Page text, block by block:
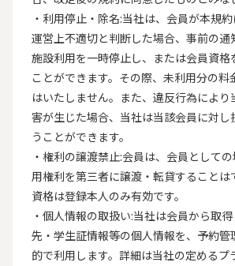
・利用停止・除名:当社は、会員が本規
運営上不適切と判断した場合、事前の通
施設利用を一時停止し、または会員資格
ことができます。その際、未利用分の料
はいたしません。また、違反行為によ
害が生じた場合、当社は当該会員に対し
うことができます。
・権利の譲渡禁止:会員は、会員として
用権利を第三者に譲渡・転貸することは
資格は登録本人のみ有効です。
・個人情報の取扱い:当社は会員から取
先・学生証情報等の個人情報を、予約管
的で利用します。詳細は当社の定めるプ